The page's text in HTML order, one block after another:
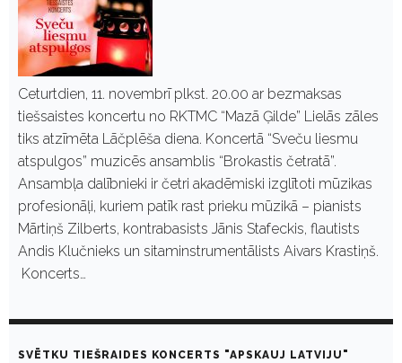
Ceturtdien, 11. novembrī plkst. 20.00 ar bezmaksas
tiešsaistes koncertu no RKTMC “Mazā Ģilde” Lielās zāles
tiks atzīmēta Lāčplēša diena. Koncertā “Sveču liesmu
atspulgos” muzicēs ansamblis “Brokastis četratā”.
Ansambļa dalībnieki ir četri akadēmiski izglītoti mūzikas
profesionāļi, kuriem patīk rast prieku mūzikā – pianists
Mārtiņš Zilberts, kontrabasists Jānis Stafeckis, flautists
Andis Klučnieks un sitaminstrumentālists Aivars Krastiņš.
Koncerts…
SVĒTKU TIEŠRAIDES KONCERTS "APSKAUJ LATVIJU"